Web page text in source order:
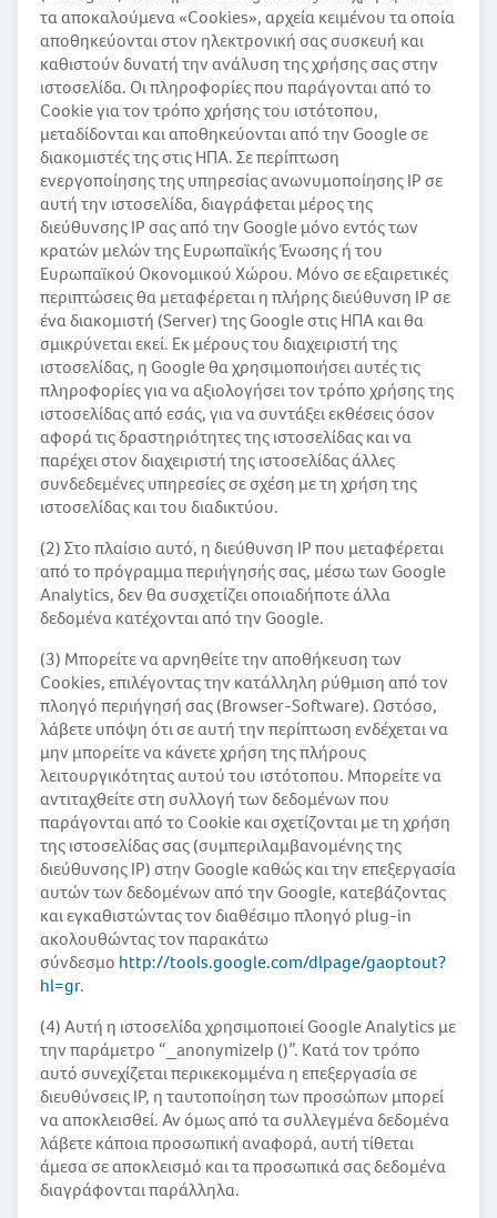
τα αποκαλούμενα «Cookies», αρχεία κειμένου τα οποία
αποθηκεύονται στον ηλεκτρονική σας συσκευή και
καθιστούν δυνατή την ανάλυση της χρήσης σας στην
ιστοσελίδα. Οι πληροφορίες που παράγονται από το
Cookie για τον τρόπο χρήσης του ιστότοπου,
μεταδίδονται και αποθηκεύονται από την Google σε
διακομιστές της στις ΗΠΑ. Σε περίπτωση
ενεργοποίησης της υπηρεσίας ανωνυμοποίησης IP σε
αυτή την ιστοσελίδα, διαγράφεται μέρος της
διεύθυνσης IP σας από την Google μόνο εντός των
κρατών μελών της Ευρωπαϊκής Ένωσης ή του
Ευρωπαϊκού Οκονομικού Χώρου. Μόνο σε εξαιρετικές
περιπτώσεις θα μεταφέρεται η πλήρης διεύθυνση IP σε
ένα διακομιστή (Server) της Google στις ΗΠΑ και θα
σμικρύνεται εκεί. Εκ μέρους του διαχειριστή της
ιστοσελίδας, η Google θα χρησιμοποιήσει αυτές τις
πληροφορίες για να αξιολογήσει τον τρόπο χρήσης της
ιστοσελίδας από εσάς, για να συντάξει εκθέσεις όσον
αφορά τις δραστηριότητες της ιστοσελίδας και να
παρέχει στον διαχειριστή της ιστοσελίδας άλλες
συνδεδεμένες υπηρεσίες σε σχέση με τη χρήση της
ιστοσελίδας και του διαδικτύου.
(2) Στο πλαίσιο αυτό, η διεύθυνση IP που μεταφέρεται
από το πρόγραμμα περιήγησής σας, μέσω των Google
Analytics, δεν θα συσχετίζει οποιαδήποτε άλλα
δεδομένα κατέχονται από την Google.
(3) Μπορείτε να αρνηθείτε την αποθήκευση των
Cookies, επιλέγοντας την κατάλληλη ρύθμιση από τον
πλοηγό περιήγησή σας (Browser-Software). Ωστόσο,
λάβετε υπόψη ότι σε αυτή την περίπτωση ενδέχεται να
μην μπορείτε να κάνετε χρήση της πλήρους
λειτουργικότητας αυτού του ιστότοπου. Μπορείτε να
αντιταχθείτε στη συλλογή των δεδομένων που
παράγονται από το Cookie και σχετίζονται με τη χρήση
της ιστοσελίδας σας (συμπεριλαμβανομένης της
διεύθυνσης IP) στην Google καθώς και την επεξεργασία
αυτών των δεδομένων από την Google, κατεβάζοντας
και εγκαθιστώντας τον διαθέσιμο πλοηγό plug-in
ακολουθώντας τον παρακάτω
σύνδεσμο http://tools.google.com/dlpage/gaoptout?
hl=gr.
(4) Αυτή η ιστοσελίδα χρησιμοποιεί Google Analytics με
την παράμετρο “_anonymizeIp ()”. Κατά τον τρόπο
αυτό συνεχίζεται περικεκομμένα η επεξεργασία σε
διευθύνσεις IP, η ταυτοποίηση των προσώπων μπορεί
να αποκλεισθεί. Αν όμως από τα συλλεγμένα δεδομένα
λάβετε κάποια προσωπική αναφορά, αυτή τίθεται
άμεσα σε αποκλεισμό και τα προσωπικά σας δεδομένα
διαγράφονται παράλληλα.